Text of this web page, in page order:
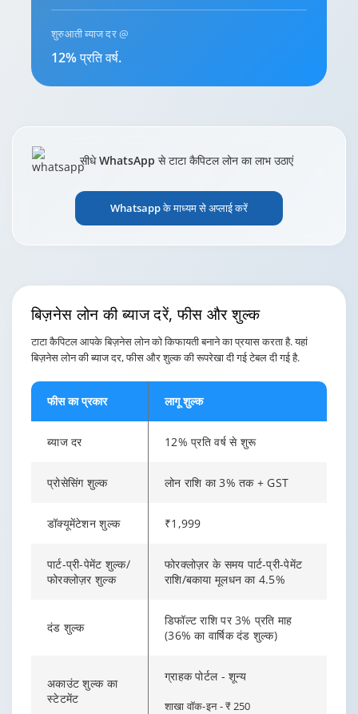
शुरुआती ब्याज दर @
12% प्रति वर्ष.
सीधे WhatsApp से टाटा कैपिटल लोन का लाभ उठाएं
Whatsapp के माध्यम से अप्लाई करें
बिज़नेस लोन की ब्याज दरें,फीस और शुल्क
टाटा कैपिटल आपके बिज़नेस लोन को किफायती बनाने का प्रयास करता है. यहां
बिज़नेस लोन की ब्याज दर, फीस और शुल्क की रूपरेखा दी गई टेबल दी गई है.
फीस का प्रकार लागू शुल्क
ब्याज दर 12% प्रति वर्ष से शुरू
प्रोसेसिंग शुल्क लोन राशि का 3% तक + GST
डॉक्यूमेंटेशन शुल्क ₹1,999
पार्ट-प्री-पेमेंट शुल्क/
फोरक्लोज़र शुल्क
फोरक्लोज़र के समय पार्ट-प्री-पेमेंट
राशि/बकाया मूलधन का 4.5%
दंड शुल्क
डिफॉल्ट राशि पर 3% प्रति माह
(36% का वार्षिक दंड शुल्क)
अकाउंट शुल्क का
स्टेटमेंट
ग्राहक पोर्टल - शून्य
शाखा वॉक-इन - ₹ 250